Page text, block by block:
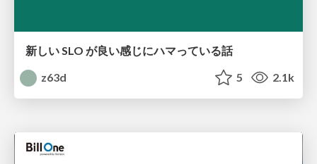
新しい SLO が良い感じにハマっている話
z63d
5 2.1k